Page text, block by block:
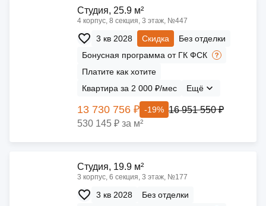
Cтудия, 25.9 м²
4 корпус, 8 секция, 3 этаж, №447
3 кв 2028 Скидка
Без отделки
Бонусная программа от ГК ФСК
Платите как хотите
Квартира за 2 000 ₽/мес
Ещё
13 730 756 ₽ -19% 16 951 550 ₽
530 145 ₽ за м²
Cтудия, 19.9 м²
3 корпус, 6 секция, 3 этаж, №177
3 кв 2028
Без отделки